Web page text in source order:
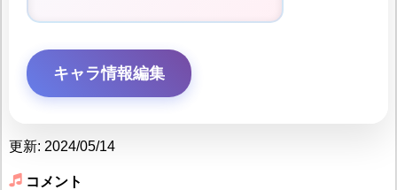
キャラ情報編集
更新: 2024/05/14
コメント